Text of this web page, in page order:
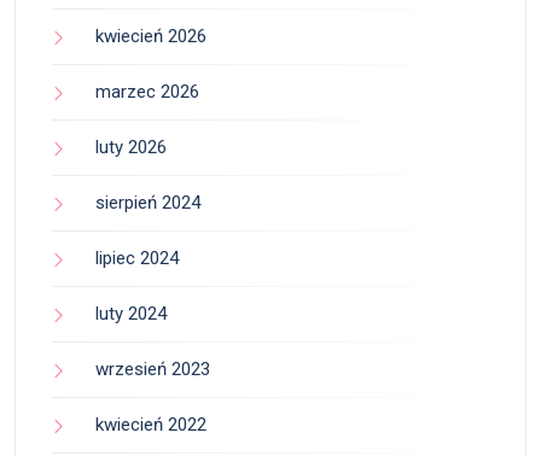
kwiecień 2026
marzec 2026
luty 2026
sierpień 2024
lipiec 2024
luty 2024
wrzesień 2023
kwiecień 2022